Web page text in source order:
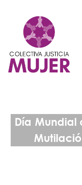
Día Mundial